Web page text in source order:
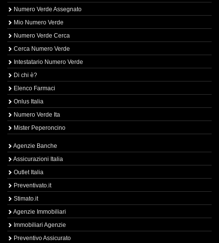
Numero Verde Assegnato
Mio Numero Verde
Numero Verde Cerca
Cerca Numero Verde
Intestatario Numero Verde
Di chi è?
Elenco Farmaci
Onlus Italia
Numero Verde Ita
Mister Peperoncino
Agenzie Banche
Assicurazioni Italia
Outlet Italia
Preventivato.it
Stimato.it
Agenzie Immobiliari
Immobiliari Agenzie
Preventivo Assicurato